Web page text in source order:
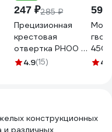
247 ₽285 ₽
Прецизионная
крестовая
отвертка PH00 x
50 мм NEO TOOLS
4.9(15)
595
4.9
конструкционных
различных